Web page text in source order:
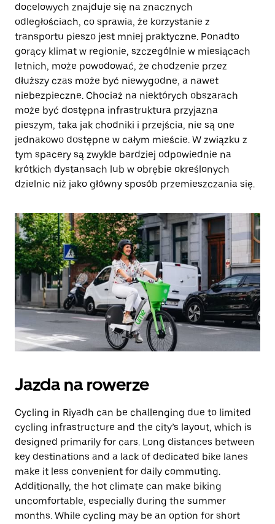
docelowych znajduje się na znacznych
odległościach, co sprawia, że korzystanie z
transportu pieszo jest mniej praktyczne. Ponadto
gorący klimat w regionie, szczególnie w miesiącach
letnich, może powodować, że chodzenie przez
dłuższy czas może być niewygodne, a nawet
niebezpieczne. Chociaż na niektórych obszarach
może być dostępna infrastruktura przyjazna
pieszym, taka jak chodniki i przejścia, nie są one
jednakowo dostępne w całym mieście. W związku z
tym spacery są zwykle bardziej odpowiednie na
krótkich dystansach lub w obrębie określonych
dzielnic niż jako główny sposób przemieszczania się.
Jazda na rowerze
Cycling in Riyadh can be challenging due to limited
cycling infrastructure and the city’s layout, which is
designed primarily for cars. Long distances between
key destinations and a lack of dedicated bike lanes
make it less convenient for daily commuting.
Additionally, the hot climate can make biking
uncomfortable, especially during the summer
months. While cycling may be an option for short